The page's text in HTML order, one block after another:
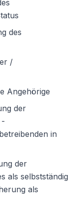
des
/
Angehörige
der
-
in
der
als selbstständig
als